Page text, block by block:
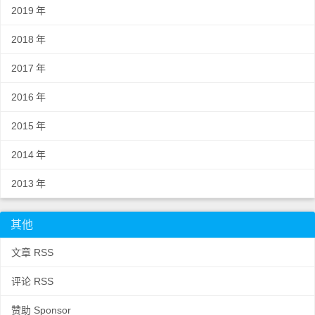
2019 年
2018 年
2017 年
2016 年
2015 年
2014年
2013 年
其他
文章 RSS
评论 RSS
赞助 Sponsor